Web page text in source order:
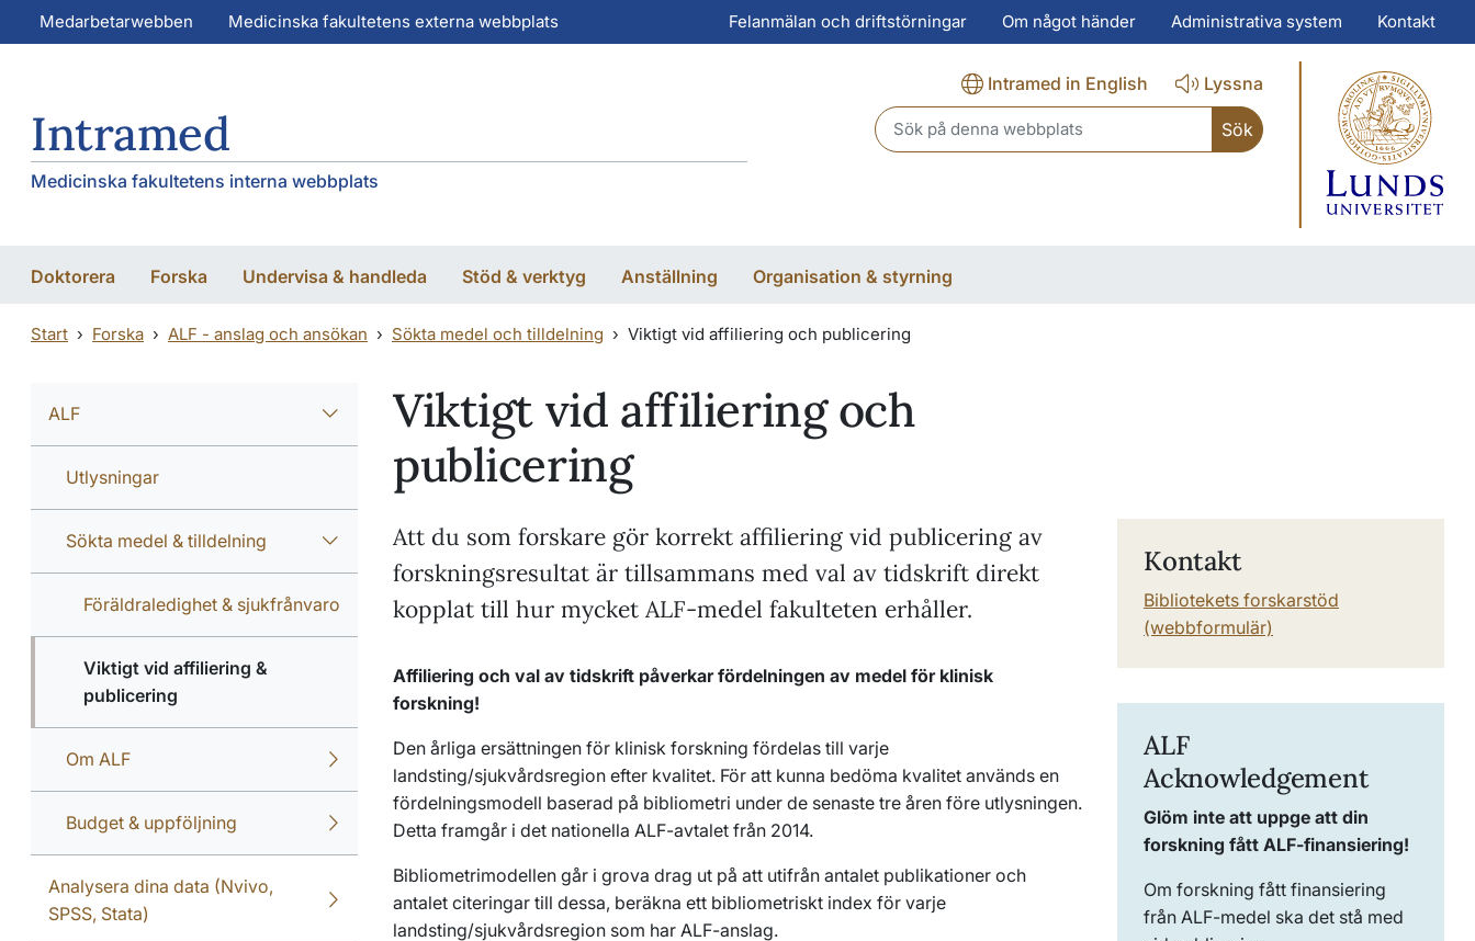
Hoppa till huvudinnehåll
Hoppa till huvudinnehåll
Medarbetarwebben Medicinska fakultetens externa webbplats Felanmälan och driftstörningar Om något händer Administrativa system Kontakt
Intramed
Medicinska fakultetens interna webbplats
Intramed in English
Lyssna
Header search
Doktorera Forska Undervisa & handleda Stöd & verktyg Anställning Organisation & styrning
Start Forska ALF - anslag och ansökan Sökta medel och tilldelning Viktigt vid affiliering och publicering
ALF
Utlysningar
Sökta medel & tilldelning
Föräldraledighet & sjukfrånvaro
Viktigt vid affiliering &
publicering
Om ALF
Budget & uppföljning
Analysera dina data (Nvivo,
SPSS, Stata)
Viktigt vid affiliering och
publicering
Att du som forskare gör korrekt affiliering vid publicering av
forskningsresultat är tillsammans med val av tidskrift direkt
kopplat till hur mycket ALF-medel fakulteten erhåller.
Affiliering och val av tidskrift påverkar fördelningen av medel för klinisk
forskning!
Den årliga ersättningen för klinisk forskning fördelas till varje
landsting/sjukvårdsregion efter kvalitet. För att kunna bedöma kvalitet används en
fördelningsmodell baserad på bibliometri under de senaste tre åren före utlysningen.
Detta framgår i det nationella ALF-avtalet från 2014.
Bibliometrimodellen går i grova drag ut på att utifrån antalet publikationer och
antalet citeringar till dessa, beräkna ett bibliometriskt index för varje
landsting/sjukvårdsregion som har ALF-anslag.
Kontakt
Bibliotekets forskarstöd
(webbformulär)
ALF
Acknowledgement
Glöm inte att uppge att din
forskning fått ALF-finansiering!
Om forskning fått finansiering
från ALF-medel ska det stå med